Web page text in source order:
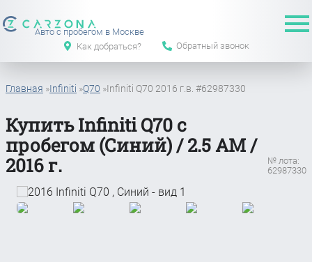
Авто с пробегом в Москве
Как добраться?
Обратный звонок
Главная »Infiniti »Q70 »Infiniti Q70 2016 г.в. #62987330
Купить Infiniti Q70 с
пробегом (Синий) / 2.5 АМ /
2016 г.
№ лота:
62987330